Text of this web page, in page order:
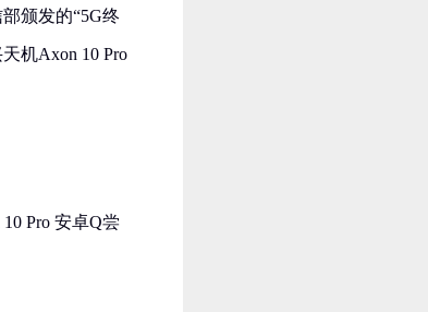
颁发的“5G终
机Axon 10 Pro
Pro 安卓Q尝